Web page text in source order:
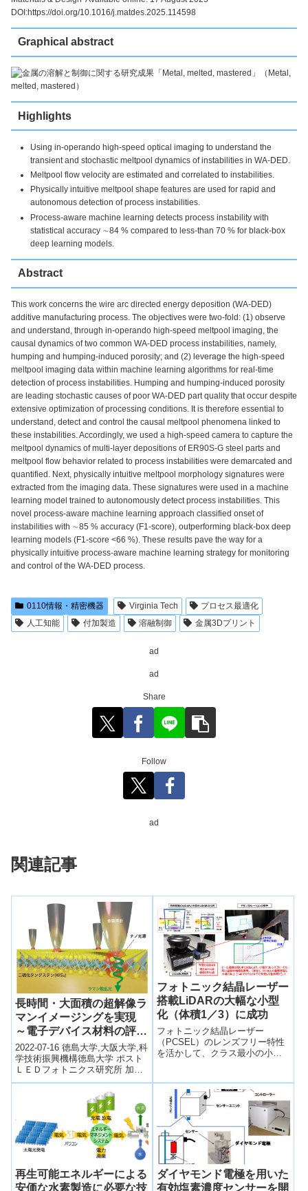
DOI:https://doi.org/10.1016/j.matdes.2025.114598
Graphical abstract
Highlights
Using in-operando high-speed optical imaging to understand the
transient and stochastic meltpool dynamics of instabilities in WA-DED.
Meltpool flow velocity are estimated and correlated to instabilities.
Physically intuitive meltpool shape features are used for rapid and
autonomous detection of process instabilities.
Process-aware machine learning detects process instability with
statistical accuracy ∼84 % compared to less-than 70 % for black-box
deep learning models.
Abstract
This work concerns the wire arc directed energy deposition (WA-DED)
additive manufacturing process. The objectives were two-fold: (1) observe
and understand, through in-operando high-speed meltpool imaging, the
causal dynamics of two common WA-DED process instabilities, namely,
humping and humping-induced porosity; and (2) leverage the high-speed
meltpool imaging data within machine learning algorithms for real-time
detection of process instabilities. Humping and humping-induced porosity
are leading stochastic causes of poor WA-DED part quality that occur despite
extensive optimization of processing conditions. It is therefore essential to
understand, detect and control the causal meltpool phenomena linked to
these instabilities. Accordingly, we used a high-speed camera to capture the
meltpool dynamics of multi-layer depositions of ER90S-G steel parts and
meltpool flow behavior related to process instabilities were demarcated and
quantified. Next, physically intuitive meltpool morphology signatures were
extracted from the imaging data. These signatures were used in a machine
learning model trained to autonomously detect process instabilities. This
novel process-aware machine learning approach classified onset of
instabilities with ∼85 % accuracy (F1-score), outperforming black-box deep
learning models (F1-score <66 %). These results pave the way for a
physically intuitive process-aware machine learning strategy for monitoring
and control of the WA-DED process.
0110情報・精密機器 Virginia Tech
プロセス最適化
人工知能
付加製造 溶融制御 金属3Dプリント
ad
ad
Share
Follow
ad
関連記事
長時間・大面積の超解像ラ
マンイメージングを実現
～電子デバイス材料の評価
や生体分子観察への応用に
期待～
2022-07-16 徳島大学,大阪大学,科
学技術振興機構徳島大学 ポスト
ＬＥＤフォトニクス研究所 加藤
遼 特任 助教、矢野 隆章 教授、
および大阪大学 大学...
フォトニック結晶レーザー
搭載LiDARの大幅な小型
化（体積1／3）に成功
フォトニック結晶レーザー
（PCSEL）のレンズフリー特性
を活かして、クラス最小の小型
した。
再生可能エネルギーによる
安価な水素製造に必要な技
ダイヤモンド電極を用いた
有効塩素濃度センサーを開